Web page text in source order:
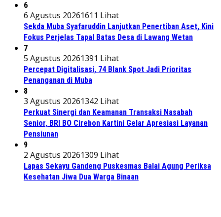
6
6 Agustus 20261611 Lihat
Sekda Muba Syafaruddin Lanjutkan Penertiban Aset, Kini
Fokus Perjelas Tapal Batas Desa di Lawang Wetan
7
5 Agustus 20261391 Lihat
Percepat Digitalisasi, 74 Blank Spot Jadi Prioritas
Penanganan di Muba
8
3 Agustus 20261342 Lihat
Perkuat Sinergi dan Keamanan Transaksi Nasabah
Senior, BRI BO Cirebon Kartini Gelar Apresiasi Layanan
Pensiunan
9
2 Agustus 20261309 Lihat
Lapas Sekayu Gandeng Puskesmas Balai Agung Periksa
Kesehatan Jiwa Dua Warga Binaan